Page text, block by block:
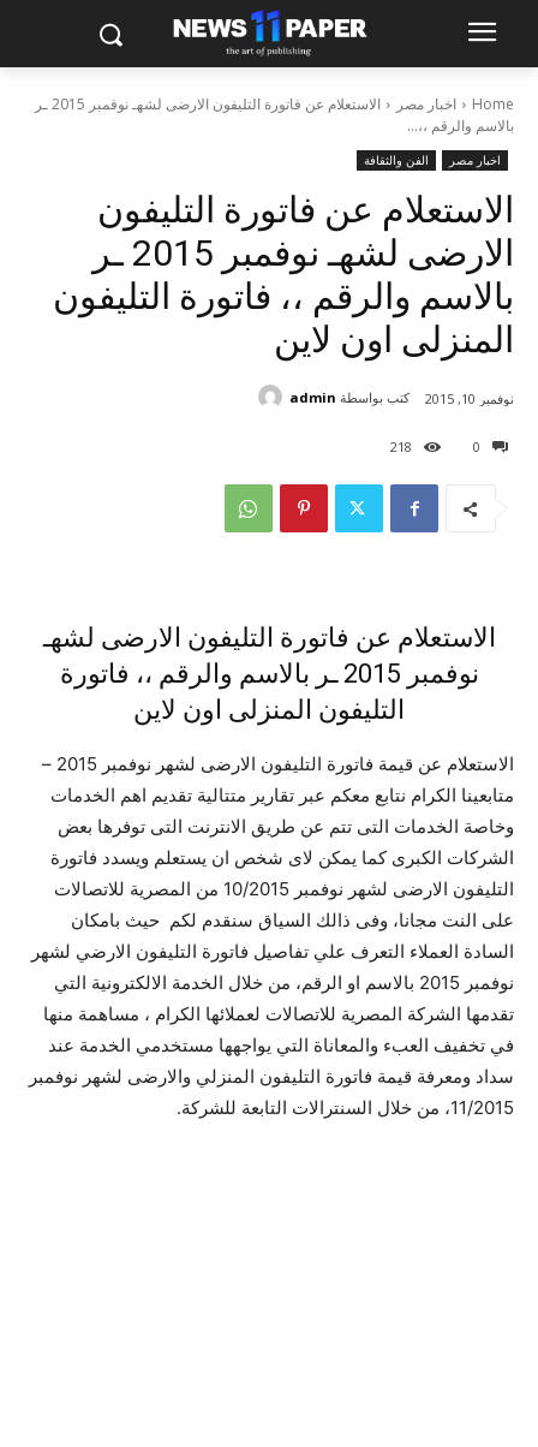
Home اخبار مصر
الاستعلام عن فاتورة التليفون الارضى لشهـ نوفمبر 2015 ـر
بالاسم والرقم ،،...
اخبار مصر الفن والثقافة
الاستعلام عن فاتورة التليفون
الارضى لشهـ نوفمبر 2015 ـر
بالاسم والرقم ،، فاتورة التليفون
المنزلى اون لاين
0
218
نوفمبر 10, 2015 كتب بواسطة admin
الاستعلام عن فاتورة التليفون الارضى لشهـ
نوفمبر 2015 ـر بالاسم والرقم ،، فاتورة
التليفون المنزلى اون لاين
الاستعلام عن قيمة فاتورة التليفون الارضى لشهر نوفمبر 2015 –
متابعينا الكرام نتابع معكم عبر تقارير متتالية تقديم اهم الخدمات
وخاصة الخدمات التى تتم عن طريق الانترنت التى توفرها بعض
الشركات الكبرى كما يمكن لاى شخص ان يستعلم ويسدد فاتورة
التليفون الارضى لشهر نوفمبر 10/2015 من المصرية للاتصالات
على النت مجانا، وفى ذالك السياق سنقدم لكم حيث بامكان
السادة العملاء التعرف علي تفاصيل فاتورة التليفون الارضي لشهر
نوفمبر 2015 بالاسم او الرقم، من خلال الخدمة الالكترونية التي
تقدمها الشركة المصرية للاتصالات لعملائها الكرام ، مساهمة منها
في تخفيف العبء والمعاناة التي يواجهها مستخدمي الخدمة عند
سداد ومعرفة قيمة فاتورة التليفون المنزلي والارضى لشهر نوفمبر
11/2015، من خلال السنترالات التابعة للشركة.